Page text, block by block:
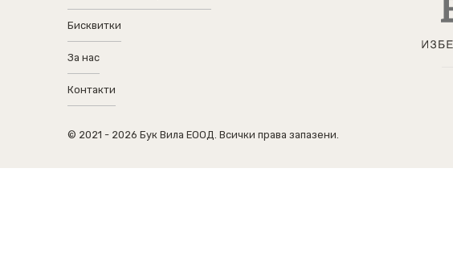
Бисквитки
За нас
Контакти
© 2021 - 2026 Бук Вила ЕООД. Всички права запазени.